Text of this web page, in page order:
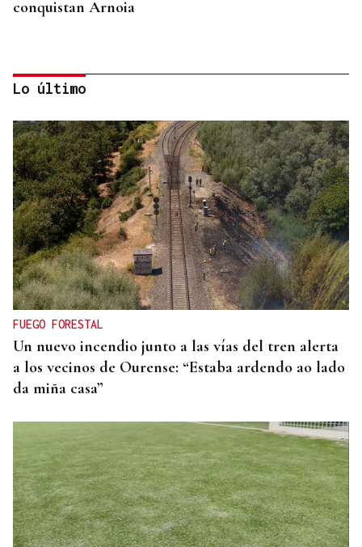
conquistan Arnoia
FESTA DO PEMENTO
El pimiento vuelve a reinar en A Arnoia
Lo último
FUEGO FORESTAL
Un nuevo incendio junto a las vías del tren alerta
a los vecinos de Ourense: “Estaba ardendo ao lado
da miña casa”